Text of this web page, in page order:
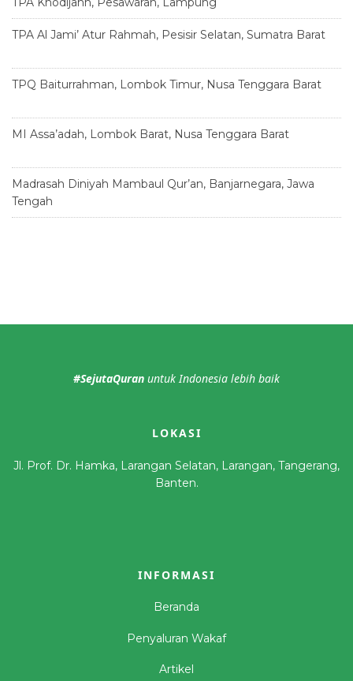
p
p
o
o
k
ms
TPA Al Jami’ Atur Rahmah, Pesisir Selatan, Sumatra Barat
TPQ Baiturrahman, Lombok Timur, Nusa Tenggara Barat
MI Assa’adah, Lombok Barat, Nusa Tenggara Barat
Madrasah Diniyah Mambaul Qur’an, Banjarnegara, Jawa
Tengah
#SejutaQuran untuk Indonesia lebih baik
LOKASI
Jl. Prof. Dr. Hamka, Larangan Selatan, Larangan, Tangerang,
Banten.
INFORMASI
Beranda
Penyaluran Wakaf
Artikel